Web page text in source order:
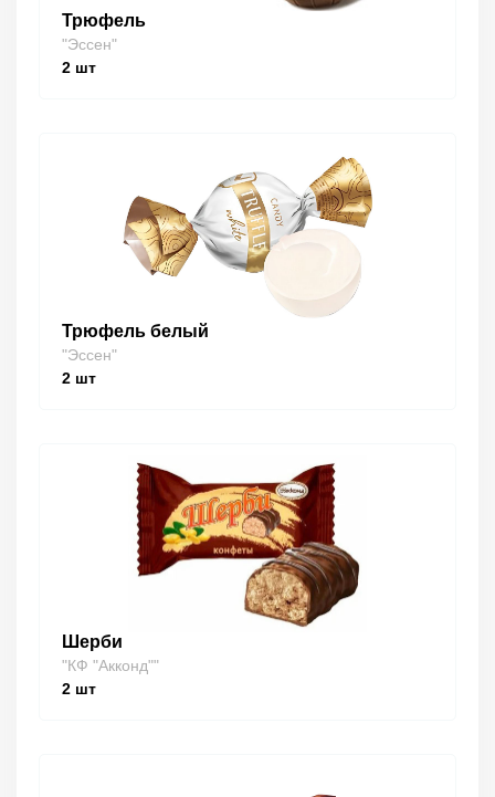
Трюфель
"Эссен"
2 шт
Трюфель белый
"Эссен"
2 шт
Шерби
"КФ "Акконд""
2 шт